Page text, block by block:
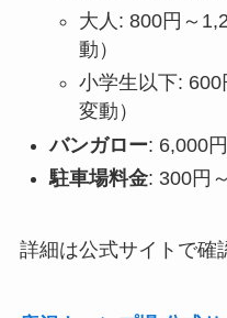
大人: 800円～
動）
小学生以下: 600
変動）
バンガロー: 6,000
駐車場料金: 300円
詳細は公式サイトで